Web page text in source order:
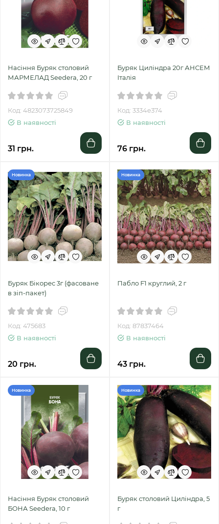
Насіння Буряк столовий
МАРМЕЛАД Seedera, 20 г
Код: 4823073725849
В наявності
31 грн.
Буряк Циліндра 20г АНСЕМ
Італія
Код: 3334е374
В наявності
76 грн.
Новинка
Буряк Бікорес 3г (фасоване
в зіп-пакет)
Код: 475683
В наявності
20 грн.
Новинка
Пабло F1 круглий, 2 г
Код: 87837464
В наявності
43 грн.
Новинка
Насіння Буряк столовий
БОНА Seedera, 10 г
Новинка
Буряк столовий Циліндра, 5
г